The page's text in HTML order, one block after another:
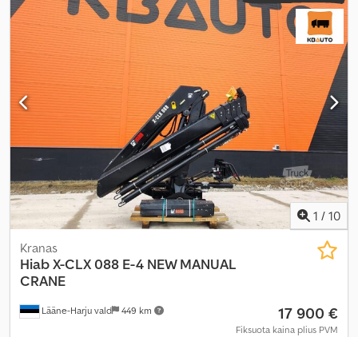
1 / 10
Lääne-Harju vald 449 km
Kranas
HiabX-CLX 088 E-4 NEW MANUAL
CRANE
17 900 €
Fiksuota kaina plius PVM